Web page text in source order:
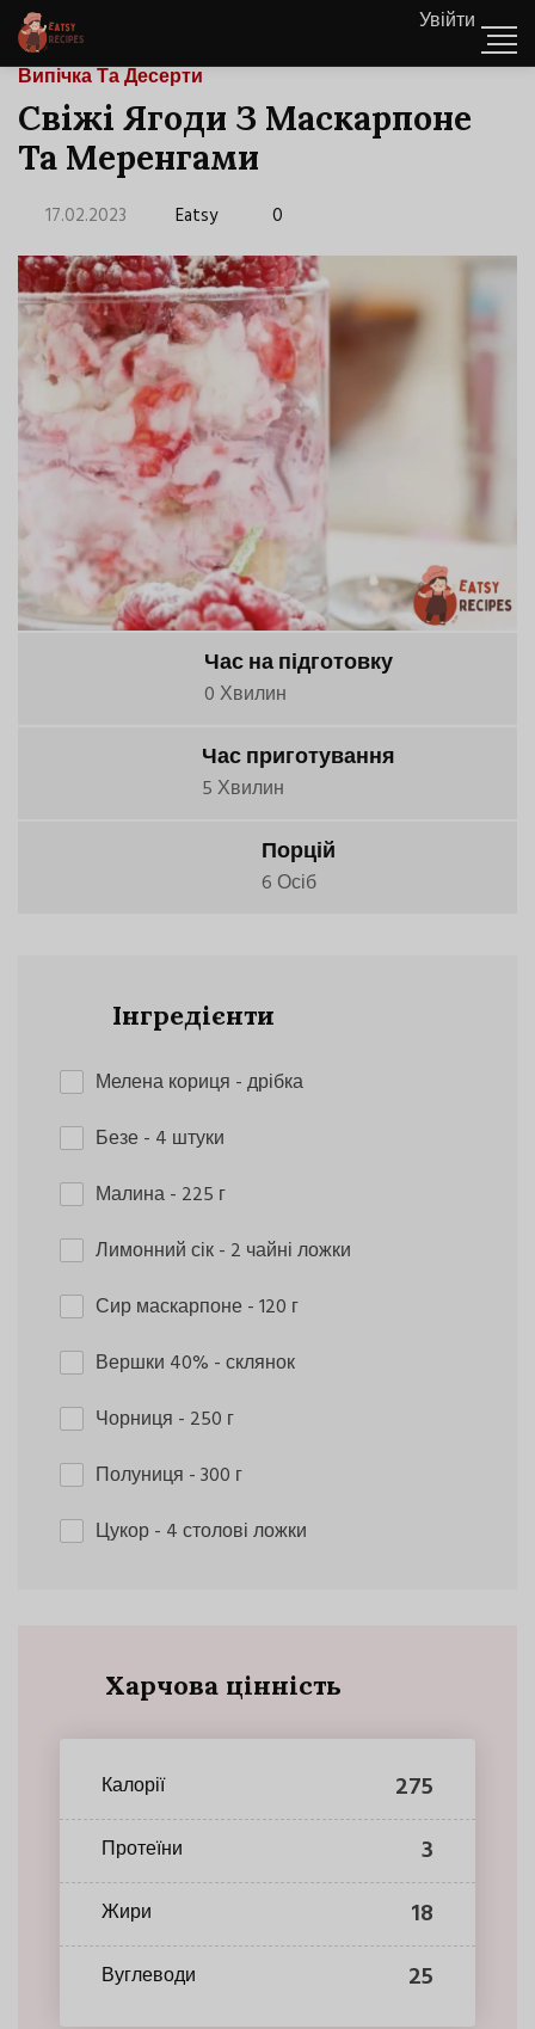
Увійти
Випічка Та Десерти
Свіжі Ягоди З Маскарпоне
Та Меренгами
17.02.2023 Eatsy 0
Час на підготовку
0 Хвилин
Час приготування
5 Хвилин
Порцій
6 Осіб
Інгредієнти
Мелена кориця - дрібка
Безе- 4 штуки
Малина- 225 г
Лимонний сік- 2 чайні ложки
Сир маскарпоне- 120 г
Вершки 40% - склянок
Чорниця - 250 г
Полуниця - 300 г
Цукор- 4 столові ложки
Харчова цінність
Калорії 275
Протеїни 3
Жири 18
Вуглеводи 25